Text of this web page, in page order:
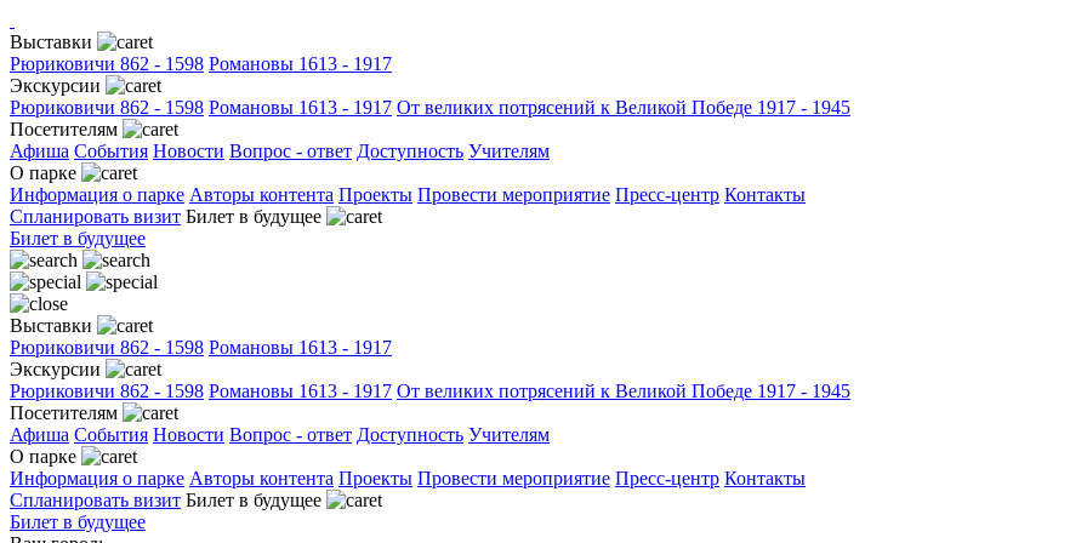
Выставки
Рюриковичи 862 - 1598 Романовы 1613 - 1917
Экскурсии
Рюриковичи 862 - 1598 Романовы 1613 - 1917 От великих потрясений к Великой Победе 1917 - 1945
Посетителям
Афиша События Новости Вопрос - ответ Доступность Учителям
О парке
Информация о парке Авторы контента Проекты Провести мероприятие Пресс-центр Контакты
Спланировать визит Билет в будущее
Билет в будущее
Выставки
Рюриковичи 862 - 1598 Романовы 1613 - 1917
Экскурсии
Рюриковичи 862 - 1598 Романовы 1613 - 1917 От великих потрясений к Великой Победе 1917 - 1945
Посетителям
Афиша События Новости Вопрос - ответ Доступность Учителям
О парке
Информация о парке Авторы контента Проекты Провести мероприятие Пресс-центр Контакты
Спланировать визит Билет в будущее
Билет в будущее